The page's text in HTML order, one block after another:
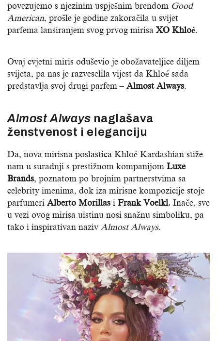
povezujemo s njezinim uspješnim brendom Good
American, prošle je godine zakoračila u svijet
parfema lansiranjem svog prvog mirisa XO Khloé.
Ovaj cvjetni miris oduševio je obožavateljice diljem
svijeta, pa nas je razveselila vijest da Khloé sada
predstavlja svoj drugi parfem – Almost Always.
Almost Always naglašava
ženstvenost i eleganciju
Da, nova mirisna poslastica Khloé Kardashian stiže
nam u suradnji s prestižnom kompanijom Luxe
Brands, poznatom po brojnim partnerstvima sa
celebrity imenima, dok iza mirisne kompozicije stoje
parfumeri Alberto Morillas i Frank Voelkl. Inače, sve
u vezi ovog mirisa uistinu nosi snažnu simboliku, pa
tako i inspirativan naziv Almost Always.